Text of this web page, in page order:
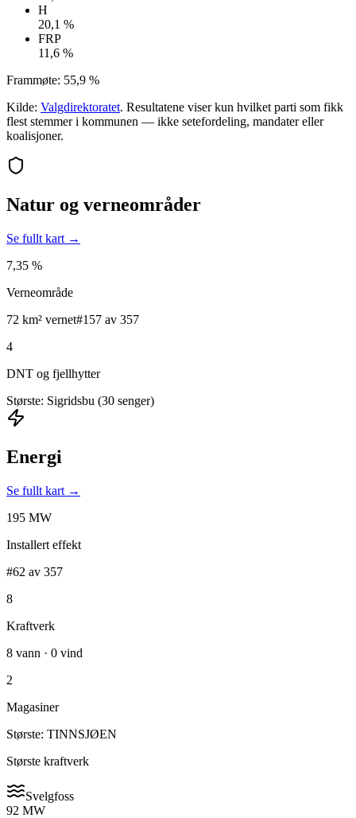
H
20,1 %
FRP
11,6 %
Frammøte: 55,9 %
Kilde: Valgdirektoratet. Resultatene viser kun hvilket parti som fikk
flest stemmer i kommunen — ikke setefordeling, mandater eller
koalisjoner.
Natur og verneområder
Se fullt kart →
7,35 %
Verneområde
72 km² vernet#157 av 357
4
DNT og fjellhytter
Største: Sigridsbu (30 senger)
Energi
Se fullt kart →
195 MW
Installert effekt
#62 av 357
8
Kraftverk
8 vann · 0 vind
2
Magasiner
Største: TINNSJØEN
Største kraftverk
Svelgfoss
92 MW